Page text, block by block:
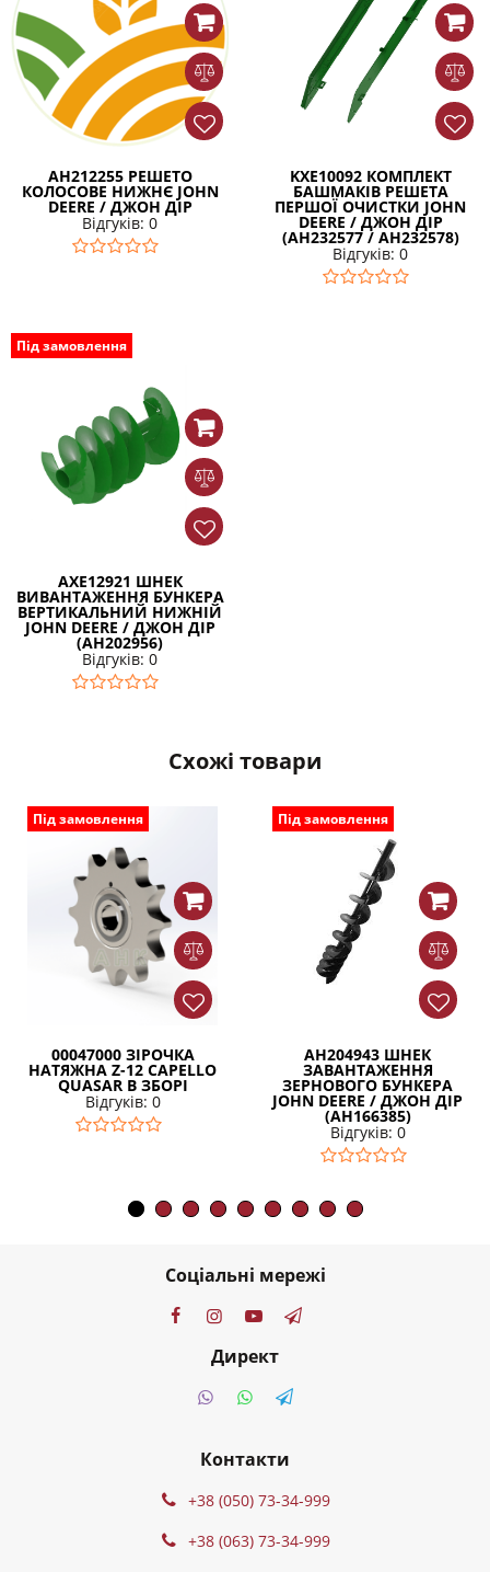
AH212255 РЕШЕТО
КОЛОСОВЕ НИЖНЄ JOHN
DEERE / ДЖОН ДІР
Відгуків: 0
KXE10092 КОМПЛЕКТ
БАШМАКІВ РЕШЕТА
ПЕРШОЇ ОЧИСТКИ JOHN
DEERE / ДЖОН ДІР
(AH232577 / AH232578)
Відгуків: 0
Під замовлення
AXE12921 ШНЕК
ВИВАНТАЖЕННЯ БУНКЕРА
ВЕРТИКАЛЬНИЙ НИЖНІЙ
JOHN DEERE / ДЖОН ДІР
(AH202956)
Відгуків: 0
Схожі товари
Під замовлення
00047000 ЗІРОЧКА
НАТЯЖНА Z-12 CAPELLO
QUASAR В ЗБОРІ
Відгуків: 0
Під замовлення
AH204943 ШНЕК
ЗАВАНТАЖЕННЯ
ЗЕРНОВОГО БУНКЕРА
JOHN DEERE / ДЖОН ДІР
(AH166385)
Відгуків: 0
Соціальні мережі
Директ
Контакти
+38 (050) 73-34-999
+38 (063) 73-34-999